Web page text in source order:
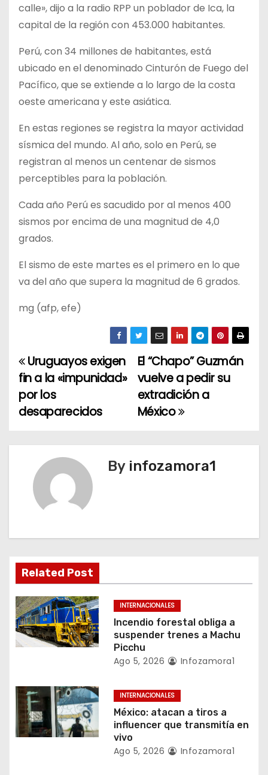
calle», dijo a la radio RPP un poblador de Ica, la
capital de la región con 453.000 habitantes.
Perú, con 34 millones de habitantes, está
ubicado en el denominado Cinturón de Fuego del
Pacífico, que se extiende a lo largo de la costa
oeste americana y este asiática.
En estas regiones se registra la mayor actividad
sísmica del mundo. Al año, solo en Perú, se
registran al menos un centenar de sismos
perceptibles para la población.
Cada año Perú es sacudido por al menos 400
sismos por encima de una magnitud de 4,0
grados.
El sismo de este martes es el primero en lo que
va del año que supera la magnitud de 6 grados.
mg (afp, efe)
N
a
v
e
i
ó
n
d
e
n
t
r
El “Chapo” Guzmán
vuelve a pedir su
extradición a
México
Uruguayos exigen
fin a la «impunidad»
por los
desaparecidos
By infozamora1
Related Post
INTERNACIONALES
Incendio forestal obliga a
suspender trenes a Machu
Picchu
Ago 5, 2026 Infozamora1
INTERNACIONALES
México: atacan a tiros a
influencer que transmitía en
vivo
Ago 5, 2026 Infozamora1